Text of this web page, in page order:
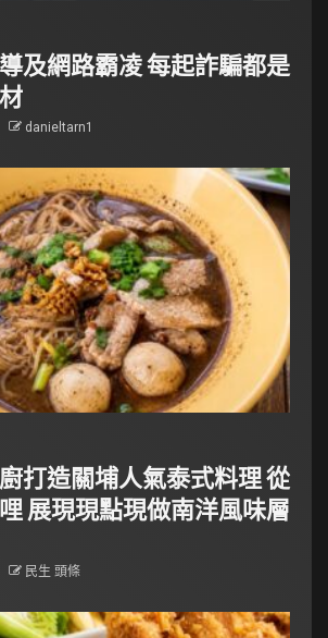
及網路霸凌 每起詐騙都是
danieltarn1
打造關埔人氣泰式料理 從
展現現點現做南洋風味層
民生 頭條